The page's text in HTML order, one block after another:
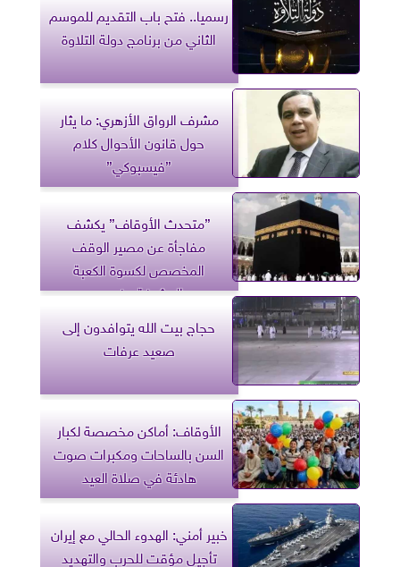
رسميا.. فتح باب التقديم للموسم
الثاني من برنامج دولة التلاوة
مشرف الرواق الأزهري: ما يثار
حول قانون الأحوال كلام
”فيسبوكي”
”متحدث الأوقاف” يكشف
مفاجأة عن مصير الوقف
المخصص لكسوة الكعبة
المشرفة.. فيديو
حجاج بيت الله يتوافدون إلى
صعيد عرفات
الأوقاف: أماكن مخصصة لكبار
السن بالساحات ومكبرات صوت
هادئة في صلاة العيد
خبير أمني: الهدوء الحالي مع إيران
تأجيل مؤقت للحرب والتهديد